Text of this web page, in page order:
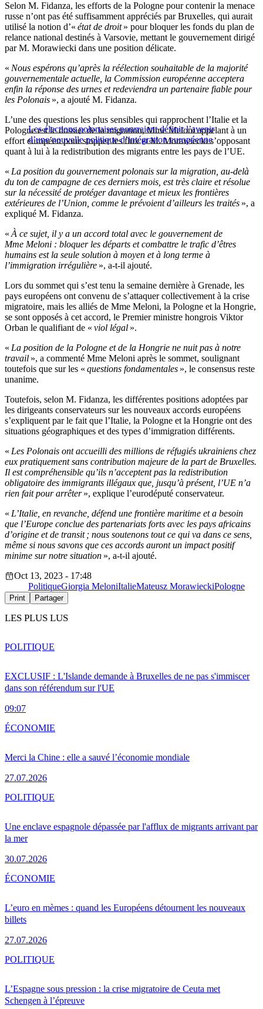
Selon M. Fidanza, les efforts de la Pologne pour contenir la menace
russe n’ont pas été suffisamment appréciés par Bruxelles, qui aurait
utilisé la notion d’« état de droit» pour bloquer les fonds du plan de
relance national destinés à Varsovie, mettant le gouvernement dirigé
par M. Morawiecki dans une position délicate.
« Nous espérons qu’après la réélection souhaitable de la majorité
gouvernementale actuelle, la Commission européenne acceptera
enfin la réponse des urnes et redeviendra un partenaire fiable pour
les Polonais », a ajouté M. Fidanza.
Les élections polonaises pourraient définir l’avenir
d’une nouvelle politique d’intégration européenne
L’une des questions les plus sensibles qui rapprochent l’Italie et la
Pologne est le dossier de la migration, Mme Meloni appelant à un
effort européen pour stopper les flux et M. Morawiecki s’opposant
quant à lui à la redistribution des migrants entre les pays de l’UE.
« La position du gouvernement polonais sur la migration, au-delà
du ton de campagne de ces derniers mois, est très claire et résolue
sur la nécessité de protéger davantage et mieux les frontières
extérieures de l’Union, comme le prévoient d’ailleurs les traités », a
expliqué M. Fidanza.
« À ce sujet, il y a un accord total avec le gouvernement de
Mme Meloni : bloquer les départs et combattre le trafic d’êtres
humains est la seule solution à moyen et à long terme à
l’immigration irrégulière », a-t-il ajouté.
Lors du sommet qui s’est tenu la semaine dernière à Grenade, les
pays européens ont convenu de s’attaquer collectivement à la crise
migratoire, mais les alliés de Mme Meloni, la Pologne et la Hongrie,
se sont opposés à cet accord, le Premier ministre hongrois Viktor
Orban le qualifiant de « viol légal ».
« La position de la Pologne et de la Hongrie ne nuit pas à notre
travail », a commenté Mme Meloni après le sommet, soulignant
toutefois que sur les « questions fondamentales », le consensus reste
unanime.
Toutefois, selon M. Fidanza, les différentes positions adoptées par
les dirigeants conservateurs sur les nouveaux accords européens
s’expliquent par le fait que l’Italie, la Pologne et la Hongrie ont des
situations géographiques et des types d’immigration différents.
« Les Polonais ont accueilli des millions de réfugiés ukrainiens chez
eux pratiquement sans contribution majeure de la part de Bruxelles.
Il est compréhensible qu’ils n’acceptent pas la redistribution
obligatoire des immigrants illégaux que, jusqu’à présent, l’UE n’a
rien fait pour arrêter», explique l’eurodéputé conservateur.
« L’Italie, en revanche, défend une frontière maritime et a besoin
que l’Europe conclue des partenariats forts avec les pays africains
d’origine et de transit ; nous soutenons tout ce qui va dans ce sens,
même si nous savons que ces accords auront un impact positif
minime sur notre situation », a-t-il ajouté.
Oct 13, 2023 - 17:48
PolitiqueGiorgia MeloniItalieMateusz MorawieckiPologne
Print Partager
LES PLUS LUS
EXCLUSIF : L'Islande demande à Bruxelles de ne pas s'immiscer
dans son référendum sur l'UE
09:07
POLITIQUE
Merci la Chine : elle a sauvé l’économie mondiale
27.07.2026
ÉCONOMIE
Une enclave espagnole dépassée par l'afflux de migrants arrivant par
la mer
30.07.2026
POLITIQUE
L’euro en mèmes : quand les Européens détournent les nouveaux
billets
27.07.2026
ÉCONOMIE
L’Espagne sous pression : la crise migratoire de Ceuta met
Schengen à l’épreuve
POLITIQUE